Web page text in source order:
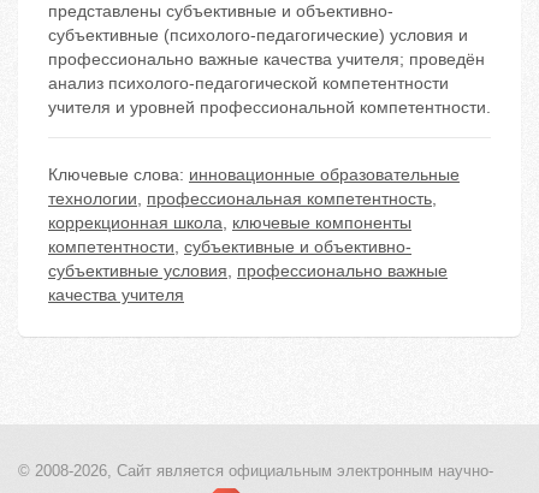
представлены субъективные и объективно-
субъективные (психолого-педагогические) условия и
профессионально важные качества учителя; проведён
анализ психолого-педагогической компетентности
учителя и уровней профессиональной компетентности.
Ключевые слова: инновационные образовательные
технологии, профессиональная компетентность,
коррекционная школа, ключевые компоненты
компетентности, субъективные и объективно-
субъективные условия, профессионально важные
качества учителя
© 2008-2026, Сайт является официальным электронным научно-